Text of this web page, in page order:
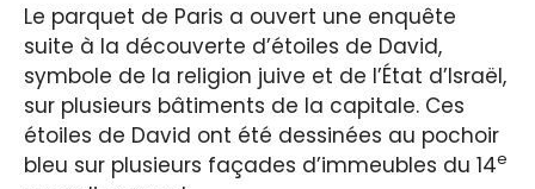
Le parquet de Paris a ouvert une enquête
suite à la découverte d’étoiles de David,
symbole de la religion juive et de l’État d’Israël,
sur plusieurs bâtiments de la capitale. Ces
étoiles de David ont été dessinées au pochoir
bleu sur plusieurs façades d’immeubles du 14e